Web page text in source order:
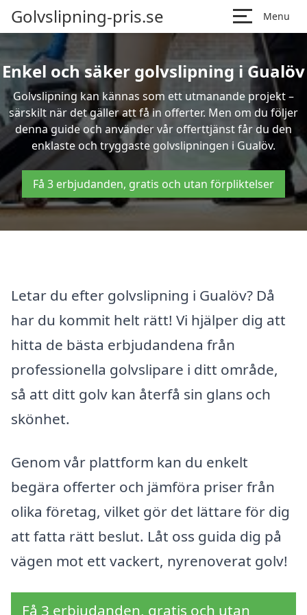
Golvslipning-pris.se Menu
Enkel och säker golvslipning i Gualöv
Golvslipning kan kännas som ett utmanande projekt –
särskilt när det gäller att få in offerter. Men om du följer
denna guide och använder vår offerttjänst får du den
enklaste och tryggaste golvslipningen i Gualöv.
Få 3 erbjudanden, gratis och utan förpliktelser
Letar du efter golvslipning i Gualöv? Då
har du kommit helt rätt! Vi hjälper dig att
hitta de bästa erbjudandena från
professionella golvslipare i ditt område,
så att ditt golv kan återfå sin glans och
skönhet.
Genom vår plattform kan du enkelt
begära offerter och jämföra priser från
olika företag, vilket gör det lättare för dig
att fatta rätt beslut. Låt oss guida dig på
vägen mot ett vackert, nyrenoverat golv!
Få 3 erbjudanden, gratis och utan